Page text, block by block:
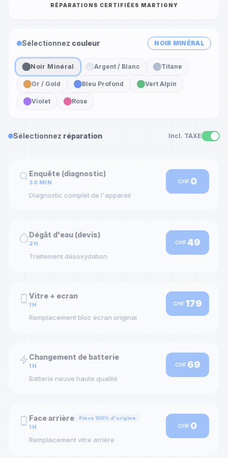
RÉPARATIONS CERTIFIÉES MARTIGNY
Sélectionnez couleur NOIR MINÉRAL
Noir Minéral Argent / Blanc Titane
Or / Gold Bleu Profond Vert Alpin
Violet Rose
Sélectionnez réparation Incl. TAXE
0
Enquête (diagnostic)
30 MIN
49
Dégât d'eau (devis)
2H
179
Vitre + ecran
1H
69
Changement de batterie
1H
0
Face arrière
1H